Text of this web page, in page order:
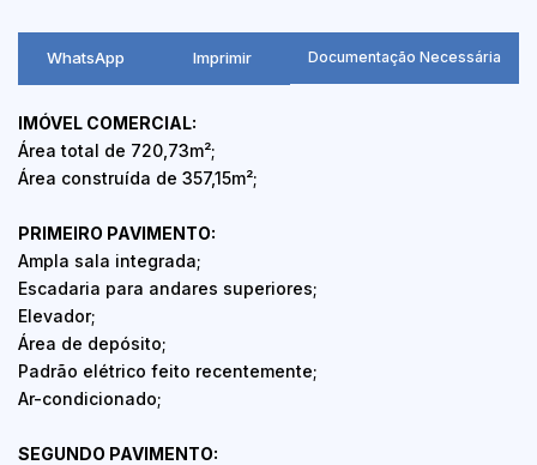
WhatsApp Imprimir Documentação Necessária
IMÓVEL COMERCIAL:
Área total de 720,73m²;
Área construída de 357,15m²;
PRIMEIRO PAVIMENTO:
Ampla sala integrada;
Escadaria para andares superiores;
Elevador;
Área de depósito;
Padrão elétrico feito recentemente;
Ar-condicionado;
SEGUNDO PAVIMENTO: